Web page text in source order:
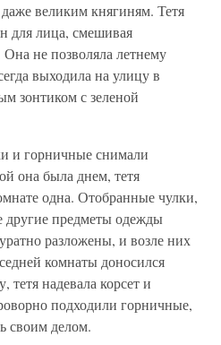
великим княгиням. Тетя
для лица, смешивая
не позволяла летнему
выходила на улицу в
зонтиком с зеленой
и горничные снимали
она была днем, тетя
одна. Отобранные чулки,
предметы одежды
разложены, и возле них
комнаты доносился
надевала корсет и
подходили горничные,
своим делом.